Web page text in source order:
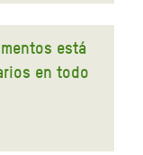
está
en todo